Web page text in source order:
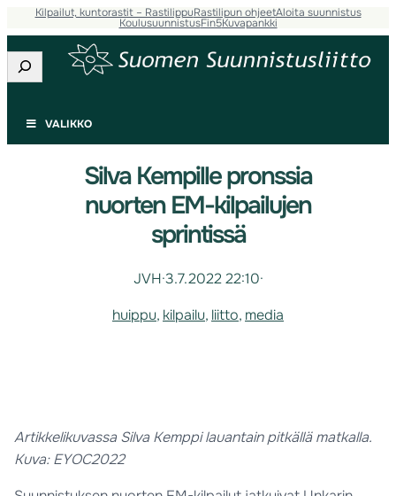
Kilpailut, kuntorastit – RastilippuRastilipun ohjeetAloita suunnistus
KoulusuunnistusFin5Kuvapankki
Etsi
VALIKKO
Silva Kempille pronssia
nuorten EM-kilpailujen
sprintissä
JVH·3.7.2022 22:10·
huippu, kilpailu, liitto, media
Artikkelikuvassa Silva Kemppi lauantain pitkällä matkalla.
Kuva: EYOC2022